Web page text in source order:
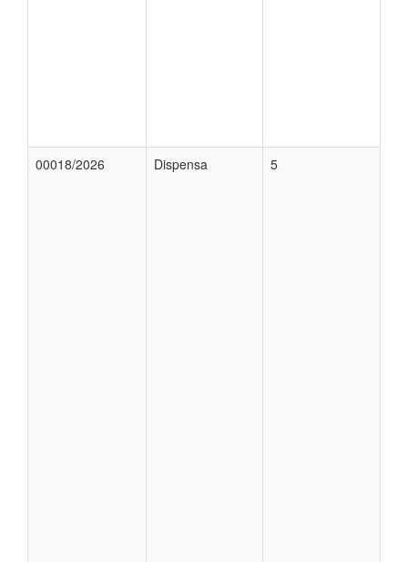
00018/2026 Dispensa 5